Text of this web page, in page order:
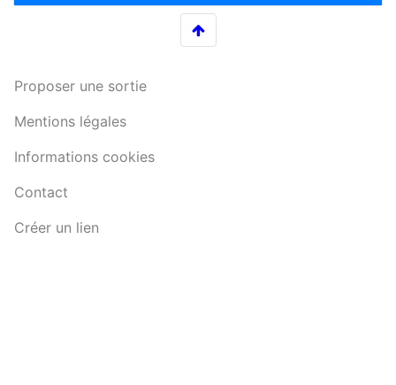
Proposer une sortie
Mentions légales
Informations cookies
Contact
Créer un lien